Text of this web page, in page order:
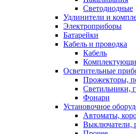
Светодиодные
Удлинители и
Электроприборы
Батарейки
Кабель и проводка
Кабель
Осветительные
Прожекторы,
Светильники,
Фонари
Установочное
Автоматы,
Выключатели,